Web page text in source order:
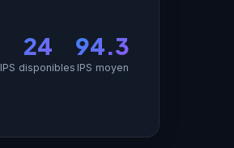
24
IPS disponibles
94.3
IPS moyen